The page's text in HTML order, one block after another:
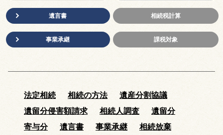
遺言書
事業承継
相続税計算
課税対象
法定相続 相続の方法
遺産分割協議
遺留分侵害額請求
相続人調査
遺留分
寄与分
遺言書 事業承継
相続放棄